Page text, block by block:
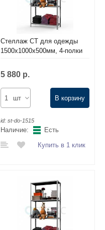
Стеллаж СТ для одежды
1500х1000х500мм, 4-полки
5 880 р.
шт В корзину
id: st-do-1515
Наличие:
Есть
Купить в 1 клик